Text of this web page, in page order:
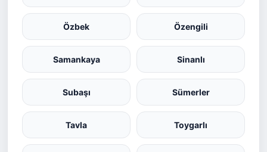
Özbek Özengili
Samankaya Sinanlı
Subaşı Sümerler
Tavla Toygarlı